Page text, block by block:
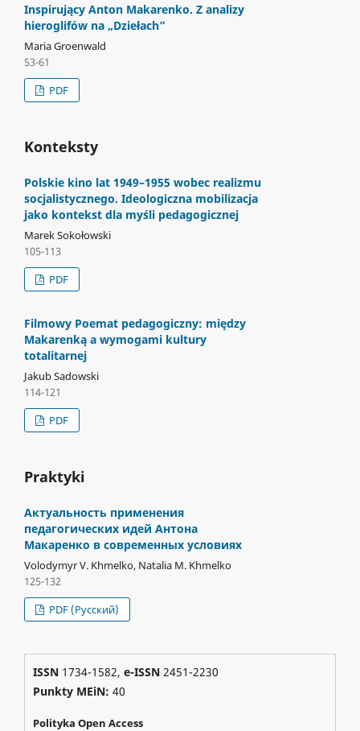
Inspirujący Anton Makarenko. Z analizy
hieroglifów na „Dziełach”
Maria Groenwald
53-61
PDF
Konteksty
Polskie kino lat 1949–1955 wobec realizmu
socjalistycznego. Ideologiczna mobilizacja
jako kontekst dla myśli pedagogicznej
Marek Sokołowski
105-113
PDF
Filmowy Poemat pedagogiczny: między
Makarenką a wymogami kultury
totalitarnej
Jakub Sadowski
114-121
PDF
Praktyki
Актуальность применения
педагогических идей Антона
Макаренко в современных условиях
Volodymyr V. Khmelko, Natalia M. Khmelko
125-132
PDF (Русский)
ISSN1734-1582, e-ISSN2451-2230
Punkty MEiN: 40
Polityka Open Access